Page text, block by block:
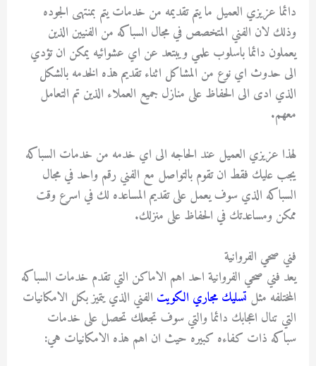
دائما عزيزي العميل ما يتم تقديمه من خدمات يتم بمنتهى الجوده
وذلك لان الفني المتخصص في مجال السباكه من الفنيين الذين
يعملون دائما باسلوب علمي ويبتعد عن اي عشوائيه يمكن ان تؤدي
الى حدوث اي نوع من المشاكل اثناء تقديم هذه الخدمه بالشكل
الذي ادى الى الحفاظ على منازل جميع العملاء الذين تم التعامل
معهم.
لهذا عزيزي العميل عند الحاجه الى اي خدمه من خدمات السباكه
يجب عليك فقط ان تقوم بالتواصل مع الفني رقم واحد في مجال
السباكه الذي سوف يعمل على تقديم المساعده لك في اسرع وقت
ممكن ومساعدتك في الحفاظ على منزلك.
فني صحي الفروانية
يعد فني صحي الفروانية احد اهم الاماكن التي تقدم خدمات السباكه
المختلفه مثل تسليك مجاري الكويت الفني الذي يتميز بكل الامكانيات
التي تنال اعجابك دائما والتي سوف تجعلك تحصل على خدمات
سباكه ذات كفاءه كبيره حيث ان اهم هذه الامكانيات هي: